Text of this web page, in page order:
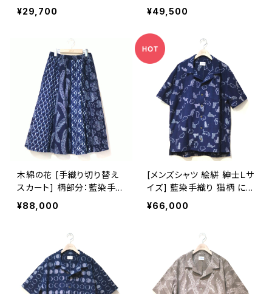
米絣使用 池田絣工房
¥29,700
蓮華乱舞柄 久留米絣使用
池田絣工房
¥49,500
木綿の花 [手織り切り替え
スカート] 柄部分：藍染手織
り 久留米絣使用
¥88,000
[メンズシャツ 絵絣 紳士Ｌサ
イズ] 藍染手織り 猫柄 にゃ
んこパレード 久留米絣使用
池田絣工房 開襟シャツ 半
¥66,000